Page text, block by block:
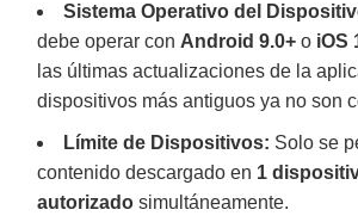
Sistema Operativo del
debe operar con Android 9.0+ o iOS
las últimas actualizaciones de la
dispositivos más antiguos ya no son
Límite de Dispositivos: Solo se
contenido descargado en 1
autorizado simultáneamente.